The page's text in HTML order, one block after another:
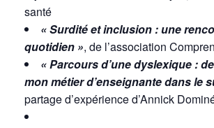
santé
« Surdité et inclusion : une
quotidien », de l’association
« Parcours d’une dyslexique :
mon métier d’enseignante dans le
partage d’expérience d’Annick